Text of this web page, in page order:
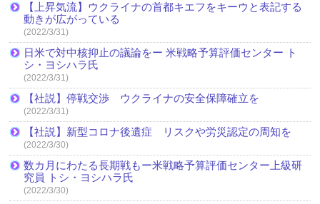
【上昇気流】ウクライナの首都キエフをキーウと表記する
動きが広がっている
(2022/3/31)
日米で対中核抑止の議論をー 米戦略予算評価センター ト
シ・ヨシハラ氏
(2022/3/31)
【社説】停戦交渉 ウクライナの安全保障確立を
(2022/3/31)
【社説】新型コロナ後遺症 リスクや労災認定の周知を
(2022/3/30)
数カ月にわたる長期戦もー米戦略予算評価センター上級研
究員 トシ・ヨシハラ氏
(2022/3/30)